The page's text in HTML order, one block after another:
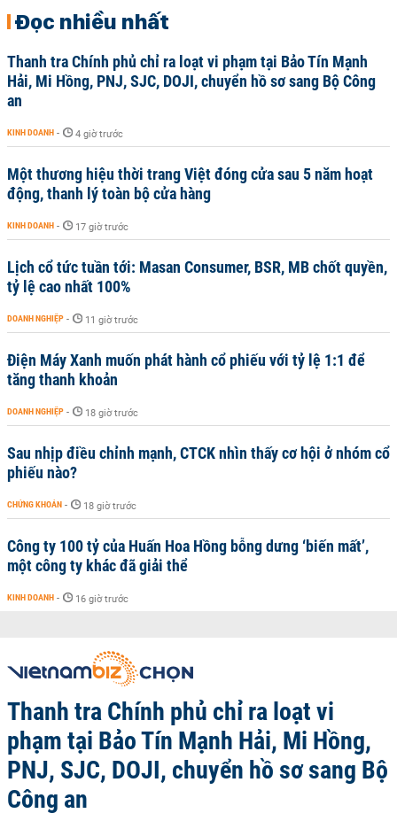
Đọc nhiều nhất
Thanh tra Chính phủ chỉ ra loạt vi phạm tại Bảo Tín Mạnh
Hải, Mi Hồng, PNJ, SJC, DOJI, chuyển hồ sơ sang Bộ Công
an
KINH DOANH - 4 giờ trước
Một thương hiệu thời trang Việt đóng cửa sau 5 năm hoạt
động, thanh lý toàn bộ cửa hàng
KINH DOANH - 17 giờ trước
Lịch cổ tức tuần tới: Masan Consumer, BSR, MB chốt quyền,
tỷ lệ cao nhất 100%
DOANH NGHIỆP - 11 giờ trước
Điện Máy Xanh muốn phát hành cổ phiếu với tỷ lệ 1:1 để
tăng thanh khoản
DOANH NGHIỆP - 18 giờ trước
Sau nhịp điều chỉnh mạnh, CTCK nhìn thấy cơ hội ở nhóm cổ
phiếu nào?
CHỨNG KHOÁN - 18 giờ trước
Công ty 100 tỷ của Huấn Hoa Hồng bỗng dưng ‘biến mất’,
một công ty khác đã giải thể
KINH DOANH - 16 giờ trước
Thanh tra Chính phủ chỉ ra loạt vi
phạm tại Bảo Tín Mạnh Hải, Mi Hồng,
PNJ, SJC, DOJI, chuyển hồ sơ sang Bộ
Công an